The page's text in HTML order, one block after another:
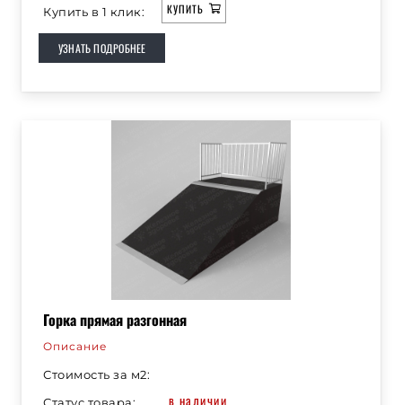
Купить в 1 клик: КУПИТЬ
УЗНАТЬ ПОДРОБНЕЕ
Горка прямая разгонная
Описание
Стоимость за м2:
в наличии